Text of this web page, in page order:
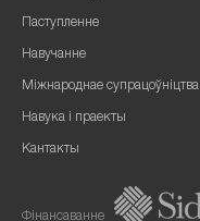
Паступленне
Навучанне
Міжнароднае супрацоўніцтва
Навука і праекты
Кантакты
Фінансаванне